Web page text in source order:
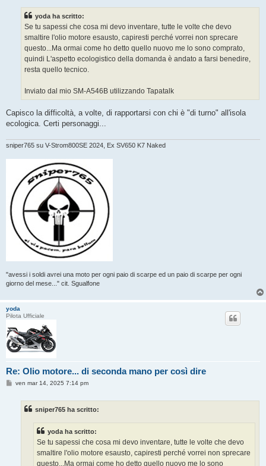
yoda ha scritto:
Se tu sapessi che cosa mi devo inventare, tutte le volte che devo
smaltire l'olio motore esausto, capiresti perché vorrei non sprecare
questo...Ma ormai come ho detto quello nuovo me lo sono comprato,
quindi L'aspetto ecologistico della domanda è andato a farsi benedire,
resta quello tecnico.
Inviato dal mio SM-A546B utilizzando Tapatalk
Capisco la difficoltà, a volte, di rapportarsi con chi è "di turno" all'isola
ecologica. Certi personaggi...
sniper765 su V-Strom800SE 2024, Ex SV650 K7 Naked
"avessi i soldi avrei una moto per ogni paio di scarpe ed un paio di scarpe per ogni
giorno del mese..." cit. Sgualfone
yoda
Pilota Ufficiale
Re: Olio motore... di seconda mano per così dire
Mven mar 14, 2025 7:14 pm
sniper765 ha scritto:
yoda ha scritto:
Se tu sapessi che cosa mi devo inventare, tutte le volte che devo
smaltire l'olio motore esausto, capiresti perché vorrei non sprecare
questo...Ma ormai come ho detto quello nuovo me lo sono